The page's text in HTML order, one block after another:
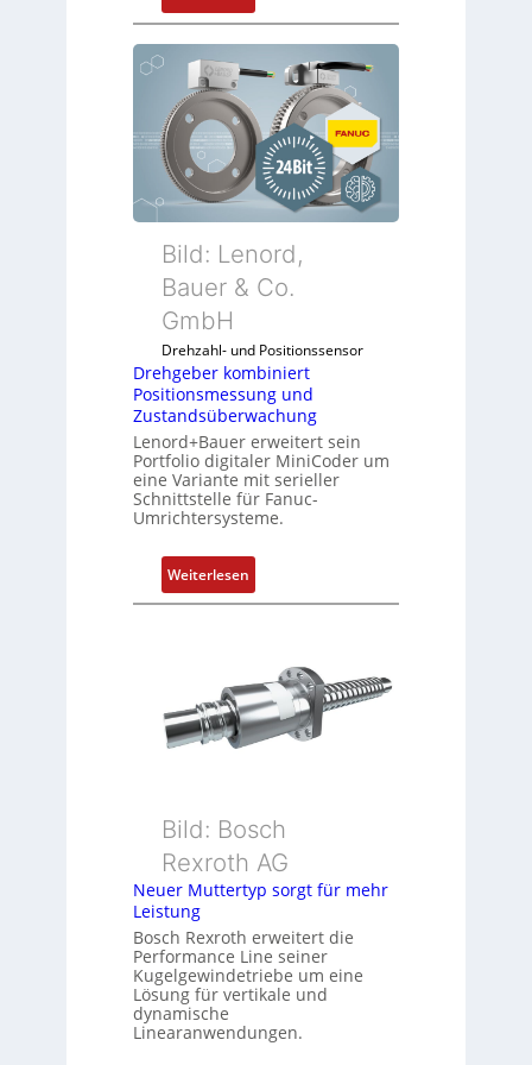
D
r
e
g
e
b
e
r
k
o
m
i
n
i
e
r
t
P
o
i
t
s
m
e
n
u
d
Z
u
t
Bild: Lenord,
Bauer & Co.
GmbH
Drehzahl- und Positionssensor
Drehgeber kombiniert
Positionsmessung und
Zustandsüberwachung
Lenord+Bauer erweitert sein
Portfolio digitaler MiniCoder um
eine Variante mit serieller
Schnittstelle für Fanuc-
Umrichtersysteme.
Weiterlesen:
D
g
e
b
k
m
b
n
i
e
Bild: Bosch
Rexroth AG
Neuer Muttertyp sorgt für mehr
Leistung
Bosch Rexroth erweitert die
Performance Line seiner
Kugelgewindetriebe um eine
Lösung für vertikale und
dynamische
Linearanwendungen.